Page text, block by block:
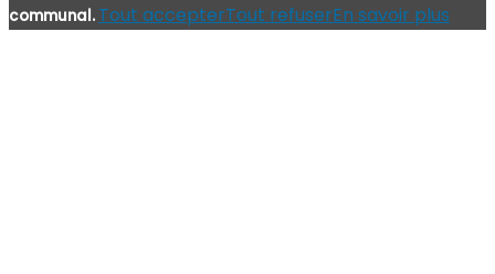
communal. Tout accepterTout refuserEn savoir plus